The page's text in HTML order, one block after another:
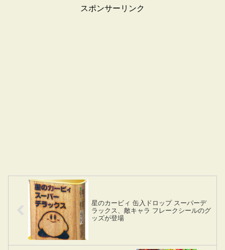
スポンサーリンク
星のカービィ 缶入ドロップ スーパーデ
ラックス、敵キャラ フレークシールのグ
ッズが登場